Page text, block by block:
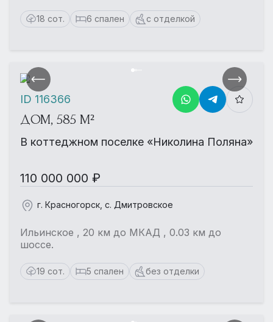
18 сот. 6 спален с отделкой
ДОМ, 585 М²
В коттеджном поселке «Николина Поляна»
110 000 000 ₽
г. Красногорск, с. Дмитровское
Ильинское , 20 км до МКАД , 0.03 км до
шоссе.
19 сот. 5 спален без отделки
ID 116366